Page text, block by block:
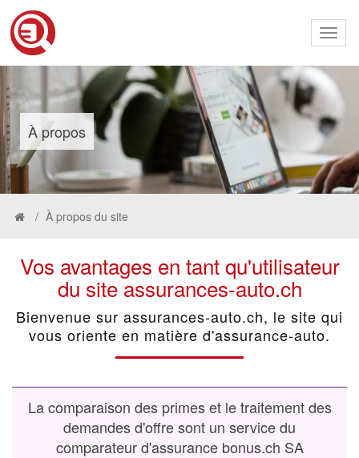
À propos
À propos du site
Vos avantages en tant qu'utilisateur
du site assurances-auto.ch
Bienvenue sur assurances-auto.ch, le site qui
vous oriente en matière d'assurance-auto.
La comparaison des primes et le traitement des
demandes d'offre sont un service du
comparateur d'assurance bonus.ch SA